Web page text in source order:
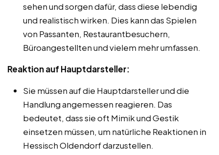
sehen und sorgen dafür, dass diese lebendig
und realistisch wirken. Dies kann das Spielen
von Passanten, Restaurantbesuchern,
Büroangestellten und vielem mehr umfassen.
Reaktion auf Hauptdarsteller:
Sie müssen auf die Hauptdarsteller und die
Handlung angemessen reagieren. Das
bedeutet, dass sie oft Mimik und Gestik
einsetzen müssen, um natürliche Reaktionen in
Hessisch Oldendorf darzustellen.